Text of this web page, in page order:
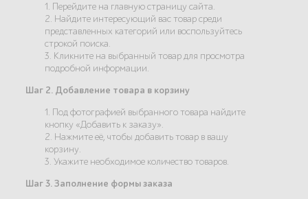
1. Перейдите на главную страницу сайта.
2. Найдите интересующий вас товар среди
представленных категорий или воспользуйтесь
строкой поиска.
3. Кликните на выбранный товар для просмотра
подробной информации.
Шаг 2. Добавление товара в корзину
1. Под фотографией выбранного товара найдите
кнопку «Добавить к заказу».
2. Нажмите её, чтобы добавить товар в вашу
корзину.
3. Укажите необходимое количество товаров.
Шаг 3. Заполнение формы заказа